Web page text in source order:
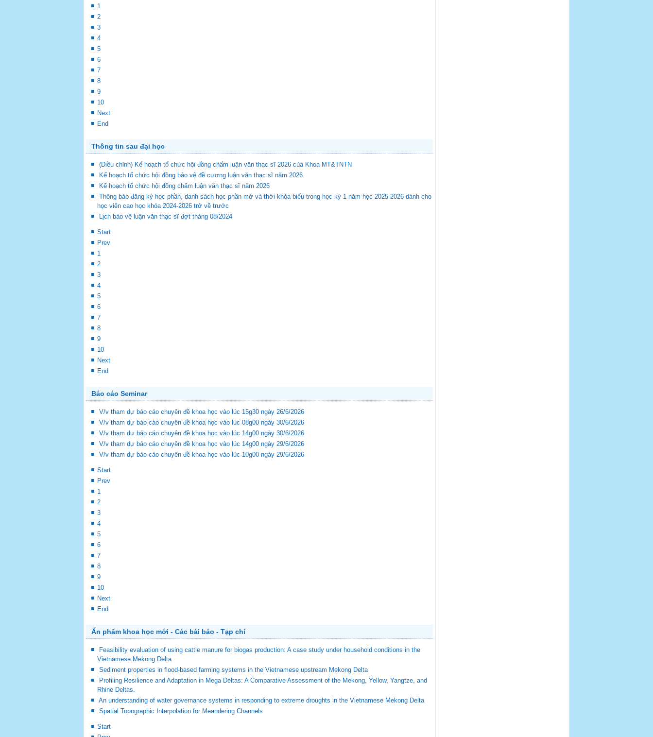
1
2
3
4
5
6
7
8
9
10
Next
End
Thông tin sau đại học
(Điều chỉnh) Kế hoạch tổ chức hội đồng chấm luận văn thạc sĩ 2026 của Khoa MT&TNTN
Kế hoạch tổ chức hội đồng bảo vệ đề cương luận văn thạc sĩ năm 2026.
Kế hoạch tổ chức hội đồng chấm luận văn thạc sĩ năm 2026
Thông báo đăng ký học phần, danh sách học phần mở và thời khóa biểu trong học kỳ 1 năm học 2025-2026 dành cho
học viên cao học khóa 2024-2026 trở về trước
Lịch bảo vệ luận văn thạc sĩ đợt tháng 08/2024
Start
Prev
1
2
3
4
5
6
7
8
9
10
Next
End
Báo cáo Seminar
V/v tham dự báo cáo chuyên đề khoa học vào lúc 15g30 ngày 26/6/2026
V/v tham dự báo cáo chuyên đề khoa học vào lúc 08g00 ngày 30/6/2026
V/v tham dự báo cáo chuyên đề khoa học vào lúc 14g00 ngày 30/6/2026
V/v tham dự báo cáo chuyên đề khoa học vào lúc 14g00 ngày 29/6/2026
V/v tham dự báo cáo chuyên đề khoa học vào lúc 10g00 ngày 29/6/2026
Start
Prev
1
2
3
4
5
6
7
8
9
10
Next
End
Ấn phẩm khoa học mới - Các bài báo - Tạp chí
Feasibility evaluation of using cattle manure for biogas production: A case study under household conditions in the
Vietnamese Mekong Delta
Sediment properties in flood-based farming systems in the Vietnamese upstream Mekong Delta
Profiling Resilience and Adaptation in Mega Deltas: A Comparative Assessment of the Mekong, Yellow, Yangtze, and
Rhine Deltas.
An understanding of water governance systems in responding to extreme droughts in the Vietnamese Mekong Delta
Spatial Topographic Interpolation for Meandering Channels
Start